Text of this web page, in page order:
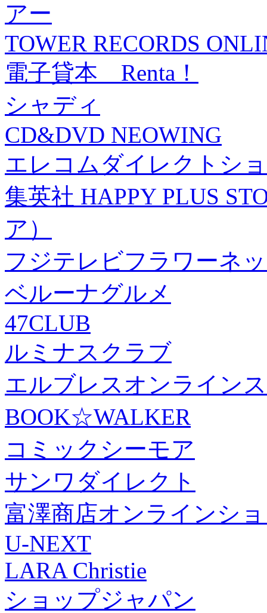
アー
TOWER RECORDS
電子貸本 Renta！
シャディ
CD&DVD NEOWING
エレコムダイレクトシ
集英社 HAPPY PLUS
ア）
フジテレビフラワーネ
ベルーナグルメ
47CLUB
ルミナスクラブ
エルブレスオンライン
BOOK☆WALKER
コミックシーモア
サンワダイレクト
富澤商店オンラインシ
U-NEXT
LARA Christie
ショップジャパン